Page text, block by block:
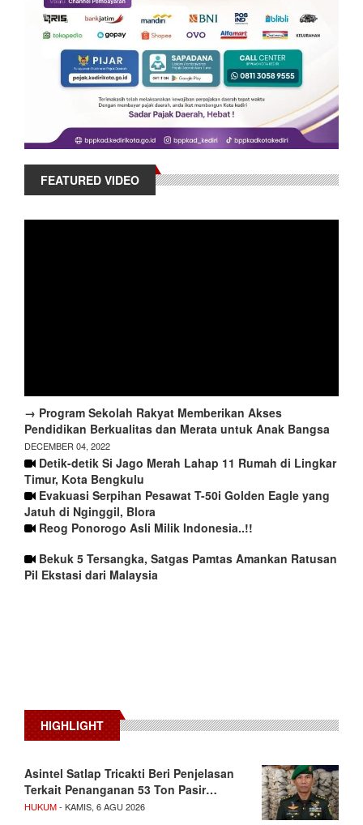
FEATURED VIDEO
→ Program Sekolah Rakyat Memberikan Akses
Pendidikan Berkualitas dan Merata untuk Anak Bangsa
DECEMBER 04, 2022
Detik-detik Si Jago Merah Lahap 11 Rumah di Lingkar
Timur, Kota Bengkulu
Evakuasi Serpihan Pesawat T-50i Golden Eagle yang
Jatuh di Nginggil, Blora
Reog Ponorogo Asli Milik Indonesia..!!
Bekuk 5 Tersangka, Satgas Pamtas Amankan Ratusan
Pil Ekstasi dari Malaysia
HIGHLIGHT
Asintel Satlap Tricakti Beri Penjelasan
Terkait Penanganan 53 Ton Pasir…
HUKUM- KAMIS, 6 AGU 2026